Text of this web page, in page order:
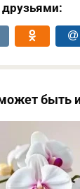
друзьями:
быть